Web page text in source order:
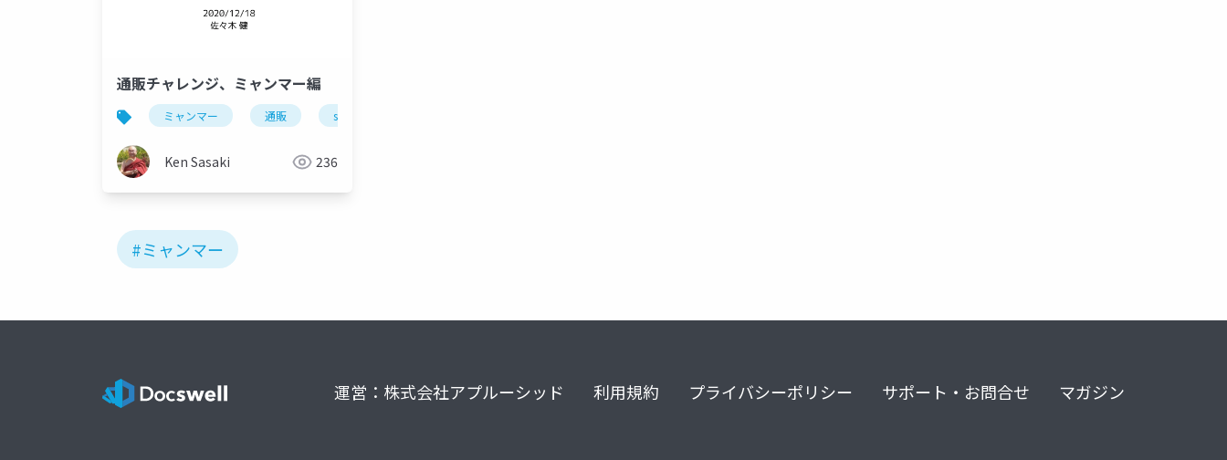
通販チャレンジ、ミャンマー編
ミャンマー 通販 ssmjp
Ken Sasaki 236
#ミャンマー
運営：株式会社アプルーシッド 利用規約 プライバシーポリシー サポート・お問合せ マガジン